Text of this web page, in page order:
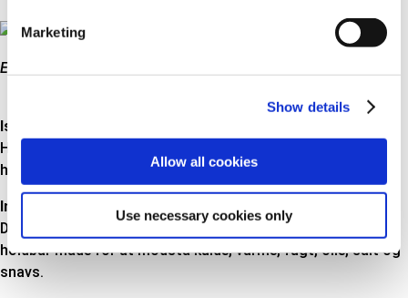
Marketing
Show details
Allow all cookies
Use necessary cookies only
Eksempel på korrekt udført lodning
Isolering
Hver af de op til 5 samlinger skal isoleres på en ordentlig og
holdbar måde.
Indkapsling
De op til 5 samlinger skal indkapsles på en ordentlig og
holdbar måde for at modstå kulde, varme, fugt, olie, salt og
snavs.